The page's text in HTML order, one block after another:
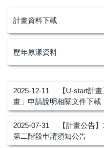
計畫資料下載
歷年原漾資料
2025-12-11
【U-start計
畫」申請說明相關文件下載
2025-07-31
【計畫公告
第二階段申請須知公告